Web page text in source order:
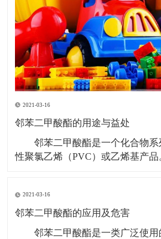
2021-03-16
邻苯二甲酸酯的用途与益处
邻苯二甲酸酯是一个化合物系
性聚氯乙烯（PVC）或乙烯基产
与益处 无色、无味的高邻苯二
求高性能、长期耐磨性和耐久性的
2021-03-16
邻苯二甲酸酯的应用及危害
邻苯二甲酸酯是一类广泛使用